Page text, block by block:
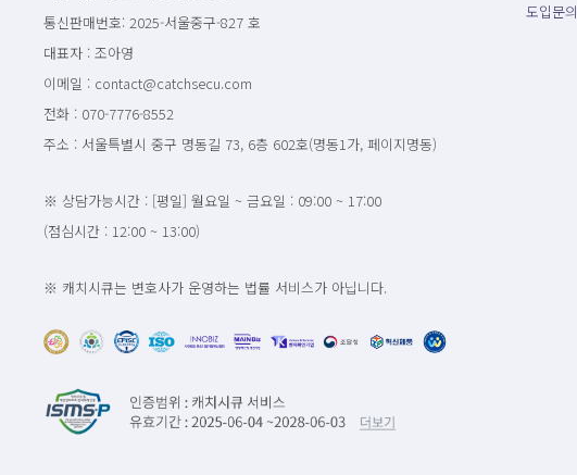
통신판매번호: 2025-서울중구-827 호
대표자 : 조아영
이메일 : contact@catchsecu.com
전화 : 070-7776-8552
주소 : 서울특별시 중구 명동길 73, 6층 602호(명동1가, 페이지명동)
※ 상담가능시간 : [평일] 월요일 ~ 금요일 : 09:00 ~ 17:00
(점심시간 : 12:00 ~ 13:00)
※ 캐치시큐는 변호사가 운영하는 법률 서비스가 아닙니다.
도입문의